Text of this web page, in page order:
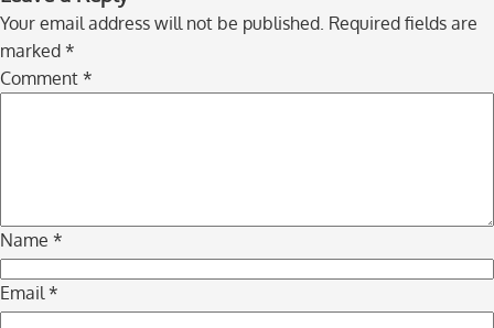
to
comment
navigation
Your email address will not be published. Required fields are
marked *
Comment *
Name *
Email*